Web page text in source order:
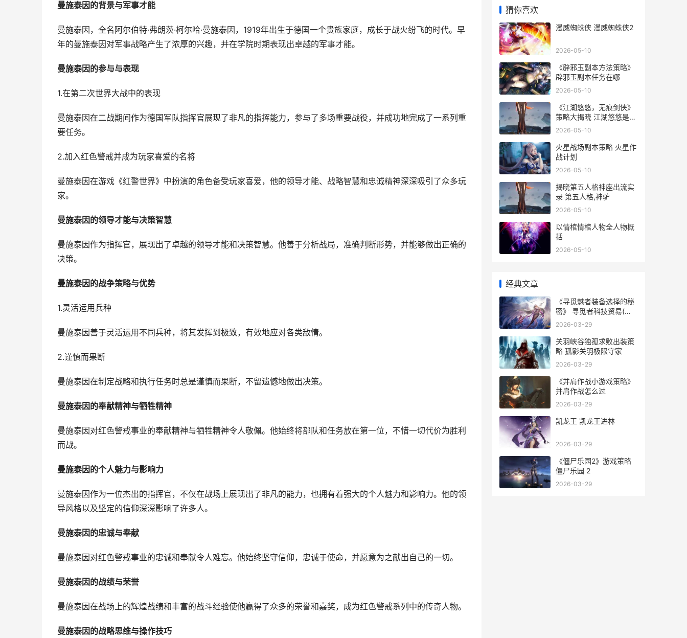
曼施泰因的背景与军事才能
曼施泰因，全名阿尔伯特·弗朗茨·柯尔哈·曼施泰因，1919年出生于德国一个贵族家庭，成长于战火纷飞的时代。早
年的曼施泰因对军事战略产生了浓厚的兴趣，并在学院时期表现出卓越的军事才能。
曼施泰因的参与与表现
1.在第二次世界大战中的表现
曼施泰因在二战期间作为德国军队指挥官展现了非凡的指挥能力，参与了多场重要战役，并成功地完成了一系列重
要任务。
2.加入红色警戒并成为玩家喜爱的名将
曼施泰因在游戏《红警世界》中扮演的角色备受玩家喜爱，他的领导才能、战略智慧和忠诚精神深深吸引了众多玩
家。
曼施泰因的领导才能与决策智慧
曼施泰因作为指挥官，展现出了卓越的领导才能和决策智慧。他善于分析战局，准确判断形势，并能够做出正确的
决策。
曼施泰因的战争策略与优势
1.灵活运用兵种
曼施泰因善于灵活运用不同兵种，将其发挥到极致，有效地应对各类敌情。
2.谨慎而果断
曼施泰因在制定战略和执行任务时总是谨慎而果断，不留遗憾地做出决策。
曼施泰因的奉献精神与牺牲精神
曼施泰因对红色警戒事业的奉献精神与牺牲精神令人敬佩。他始终将部队和任务放在第一位，不惜一切代价为胜利
而战。
曼施泰因的个人魅力与影响力
曼施泰因作为一位杰出的指挥官，不仅在战场上展现出了非凡的能力，也拥有着强大的个人魅力和影响力。他的领
导风格以及坚定的信仰深深影响了许多人。
曼施泰因的忠诚与奉献
曼施泰因对红色警戒事业的忠诚和奉献令人难忘。他始终坚守信仰，忠诚于使命，并愿意为之献出自己的一切。
曼施泰因的战绩与荣誉
曼施泰因在战场上的辉煌战绩和丰富的战斗经验使他赢得了众多的荣誉和嘉奖，成为红色警戒系列中的传奇人物。
曼施泰因的战略思维与操作技巧
猜你喜欢
漫威蜘蛛侠 漫威蜘蛛侠2
2026-05-10
《辟邪玉副本方法策略》
辟邪玉副本任务在哪
2026-05-10
《江湖悠悠，无痕剑侠》
策略大揭晓 江湖悠悠是什
么游戏
2026-05-10
火星战场副本策略 火星作
战计划
2026-05-10
揭晓第五人格神座出流实
录 第五人格,神驴
2026-05-10
以情棺情棺人物全人物概
括
2026-05-10
经典文章
《寻觅魅者装备选择的秘
密》 寻觅者科技贸易(深
圳)有限公司
2026-03-29
关羽峡谷独孤求败出装策
略 孤影关羽极限守家
2026-03-29
《并肩作战小游戏策略》
并肩作战怎么过
2026-03-29
凯龙王 凯龙王进林
2026-03-29
《僵尸乐园2》游戏策略
僵尸乐园 2
2026-03-29